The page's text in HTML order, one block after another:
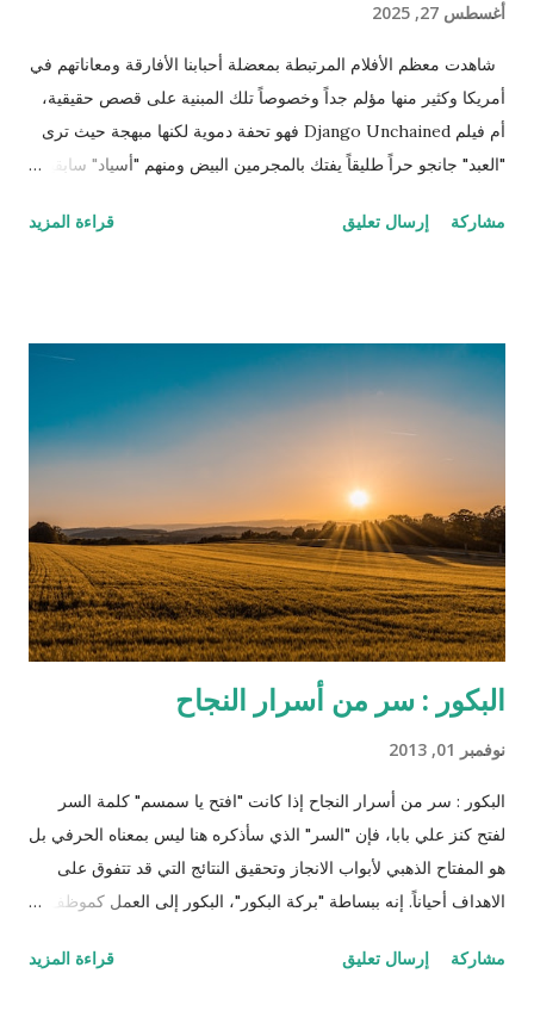
أغسطس 27, 2025
شاهدت معظم الأفلام المرتبطة بمعضلة أحبابنا الأفارقة ومعاناتهم في
أمريكا وكثير منها مؤلم جداً وخصوصاً تلك المبنية على قصص حقيقية،
أم فيلم Django Unchained فهو تحفة دموية لكنها مبهجة حيث ترى
"العبد" جانجو حراً طليقاً يفتك بالمجرمين البيض ومنهم "أسياد" سابقين
الحكومة جوائز نقدية. ننتقل إلى المشهد الذي يترقب فيه المشاهد
كمان) الذي قرر مساعدته لتحرير زوجته من العبودية بعد أن عرف أنها
تعيش في مزرعة الإقطاعي كاندي الذي يمتلك الكثير من العبيد (اللي
بده يحضر الفيلم ما يكمل قراءة!). تسير كل الأمور على ما يرام حتى
يلاحظ رئيس الخدم علاقة خفية صعب إخفاءها بين الزوج وزوجته، وقد
كان رئيس الخدم ستيفين معروف بولائه الذي لا يعرف الحدود
والمصلحة المادية بل ظهر متيماً بسيده وأكثر غلظة منه على سائر
العبيد، واكتشف خطة جانجو وا...
مشاركة إرسال تعليق قراءة المزيد
البكور : سر من أسرار النجاح
نوفمبر 01, 2013
البكور : سر من أسرار النجاح إذا كانت "افتح يا سمسم" كلمة السر
لفتح كنز علي بابا، فإن "السر" الذي سأذكره هنا ليس بمعناه الحرفي بل
هو المفتاح الذهبي لأبواب الانجاز وتحقيق النتائج التي قد تتفوق على
الاهداف أحياناً. إنه ببساطة "بركة البكور"، البكور إلى العمل كموظف،
عالمية مثل تاتشر وغيرها (أنظر المقالة هنا ) لكني سأخبركم عن
مشاركة إرسال تعليق قراءة المزيد